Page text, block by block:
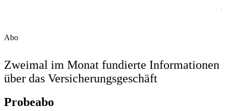
Abo
Zweimal im Monat fundierte Informationen
über das Versicherungsgeschäft
Probeabo